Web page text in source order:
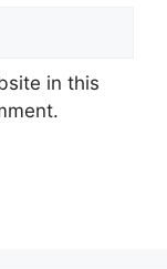
in this